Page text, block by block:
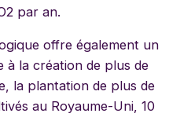
par an.
offre également un
à la création de plus de
la plantation de plus de
au Royaume-Uni, 10